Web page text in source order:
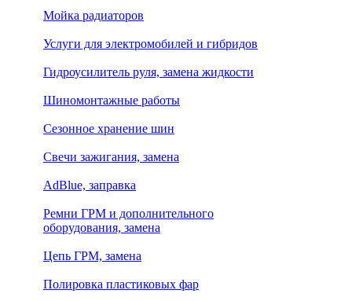
Мойка радиаторов
Услуги для электромобилей и гибридов
Гидроусилитель руля, замена жидкости
Шиномонтажные работы
Сезонное хранение шин
Свечи зажигания, замена
AdBlue, заправка
Ремни ГРМ и дополнительного
оборудования, замена
Цепь ГРМ, замена
Полировка пластиковых фар